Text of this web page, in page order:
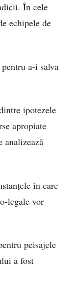
În cele
echipele de
a-i salva
ipotezele
apropiate
analizează
în care
legale vor
peisajele
a fost